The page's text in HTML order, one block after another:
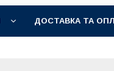
ДОСТАВКА ТА